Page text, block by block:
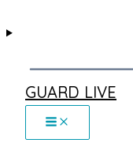
GUARD LIVE